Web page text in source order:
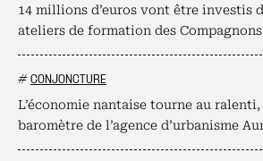
14 millions d’euros vont être investis
ateliers de formation des
# CONJONCTURE
L’économie nantaise tourne au
baromètre de l’agence d’urbanisme